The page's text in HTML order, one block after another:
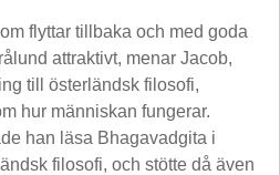
flyttar tillbaka och med goda
attraktivt, menar Jacob,
till österländsk filosofi,
hur människan fungerar.
han läsa Bhagavadgita i
filosofi, och stötte då även